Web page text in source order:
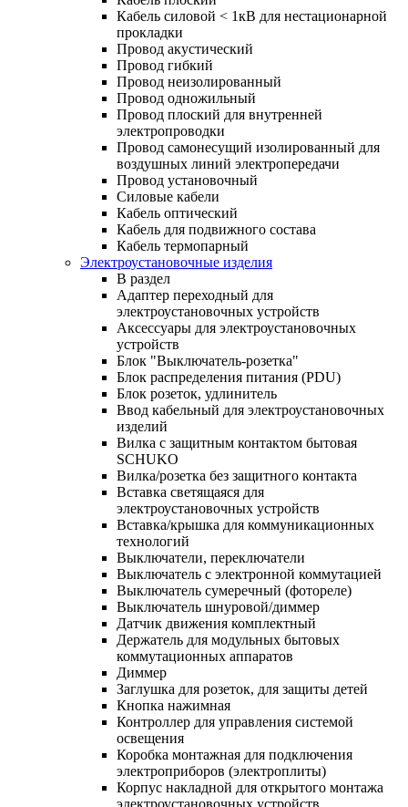
Кабель силовой < 1кВ для нестационарной
прокладки
Провод акустический
Провод гибкий
Провод неизолированный
Провод одножильный
Провод плоский для внутренней
электропроводки
Провод самонесущий изолированный для
воздушных линий электропередачи
Провод установочный
Силовые кабели
Кабель оптический
Кабель для подвижного состава
Кабель термопарный
Электроустановочные изделия
В раздел
Адаптер переходный для
электроустановочных устройств
Аксессуары для электроустановочных
устройств
Блок "Выключатель-розетка"
Блок распределения питания (PDU)
Блок розеток, удлинитель
Ввод кабельный для электроустановочных
изделий
Вилка с защитным контактом бытовая
SCHUKO
Вилка/розетка без защитного контакта
Вставка светящаяся для
электроустановочных устройств
Вставка/крышка для коммуникационных
технологий
Выключатели, переключатели
Выключатель с электронной коммутацией
Выключатель сумеречный (фотореле)
Выключатель шнуровой/диммер
Датчик движения комплектный
Держатель для модульных бытовых
коммутационных аппаратов
Диммер
Заглушка для розеток, для защиты детей
Кнопка нажимная
Контроллер для управления системой
освещения
Коробка монтажная для подключения
электроприборов (электроплиты)
Корпус накладной для открытого монтажа
электроустановочных устройств